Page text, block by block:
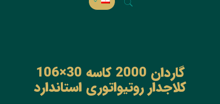
گاردان 2000 کاسه 30×106
کلاجدار روتیواتوری استاندارد